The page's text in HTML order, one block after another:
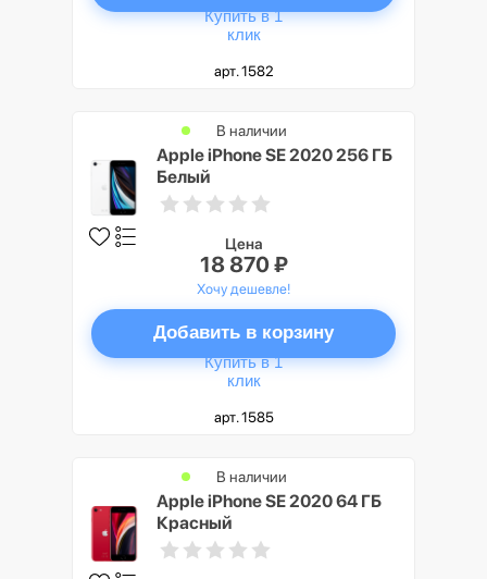
Купить в 1
клик
арт. 1582
Apple iPhone SE 2020 256 ГБ
Белый
В наличии
Цена
18 870 ₽
Хочу дешевле!
Добавить в корзину
Купить в 1
клик
арт. 1585
Apple iPhone SE 2020 64 ГБ
Красный
В наличии